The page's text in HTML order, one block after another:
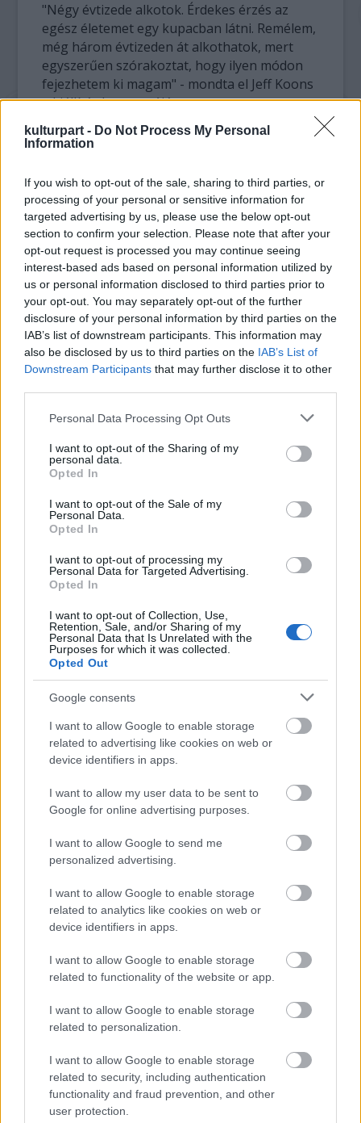
kulturpart - Do Not Process My Personal
Information
If you wish to opt-out of the sale, sharing to third parties, or
processing of your personal or sensitive information for
targeted advertising by us, please use the below opt-out
section to confirm your selection. Please note that after your
opt-out request is processed you may continue seeing
interest-based ads based on personal information utilized by
us or personal information disclosed to third parties prior to
your opt-out. You may separately opt-out of the further
disclosure of your personal information by third parties on the
IAB’s list of downstream participants. This information may
also be disclosed by us to third parties on the IAB’s List of
Downstream Participants that may further disclose it to other
Please note that this website/app uses one or more Google
not limited to your visit or usage behaviour. You may click to
grant or deny consent to Google and its third-party tags to
use your data for below specified purposes in below Google
consent section.
Personal Data Processing Opt Outs
I want to opt-out of the Sharing of my
personal data.
Opted In
I want to opt-out of the Sale of my
Personal Data.
Opted In
I want to opt-out of processing my
Personal Data for Targeted Advertising.
Opted In
I want to opt-out of Collection, Use,
Retention, Sale, and/or Sharing of my
Personal Data that Is Unrelated with the
Purposes for which it was collected.
Opted Out
Google consents
I want to allow Google to enable storage
related to advertising like cookies on web or
device identifiers in apps.
I want to allow my user data to be sent to
Google for online advertising purposes.
I want to allow Google to send me
personalized advertising.
I want to allow Google to enable storage
related to analytics like cookies on web or
device identifiers in apps.
I want to allow Google to enable storage
related to functionality of the website or app.
I want to allow Google to enable storage
related to personalization.
I want to allow Google to enable storage
related to security, including authentication
functionality and fraud prevention, and other
user protection.
"Négy évtizede alkotok. Érdekes érzés az
egész életemet egy kupacban látni. Remélem,
még három évtizeden át alkothatok, mert
egyszerűen szórakoztat, hogy ilyen módon
fejezhetem ki magam" - mondta el Jeff Koons
a kiállítás bemutatóján.
A tárlat ősszel a párizsi Pompidou Központba
Guggenheim Múzeumban lesz látható.
A Koons-kiállítás az első olyan egyszemélyes
tárlat, amely Marcel Breuer magyar
származású építész híres dobozalakú
épületét teljesen megtölti - és ez az utolsó
kiállítás is ebben az épületben. 2015-ben
ugyanis a Whitney Múzeum új helyre, nyolc
kilométerrel délebbre költözik, jelenlegi
épületében pedig a Metropolitan Múzeum
modern és kortárs gyűjteménye kap helyet.
sztárépítész tervezte, a High Line parkra
adják át, 422 millió dollárba (mintegy 96,6
milliárd forintba) kerül, viszont háromszor
épület, nyolc emeletén pedig több terasz és
Manhattanre nyíló panoráma várja majd a
Forrás: Hirado.hu
New York Kiállítás
A MŰVÉSZET MINDENKIÉ!
AZ EMBERSÉG ÜNNEPE
„NEM TÖBB EZER EMBERRE UTAZUNK, HANEM
EGY VÁLOGATOTT TÁRSASÁGRA”